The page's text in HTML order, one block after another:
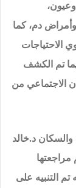
دم، كما
مواطن من ذوي الاحتياجات
تم الكشف
الاجتماعي من
د.خالد
مراجعتها
تم التنبيه على